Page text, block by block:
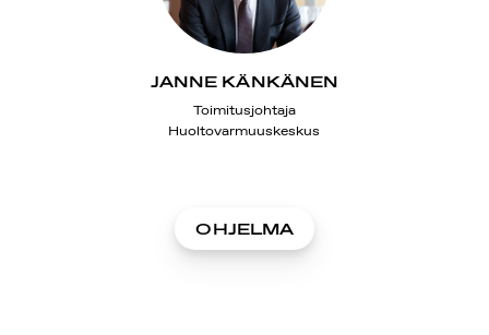
JANNE KÄNKÄNEN
Toimitusjohtaja
Huoltovarmuuskeskus
OHJELMA